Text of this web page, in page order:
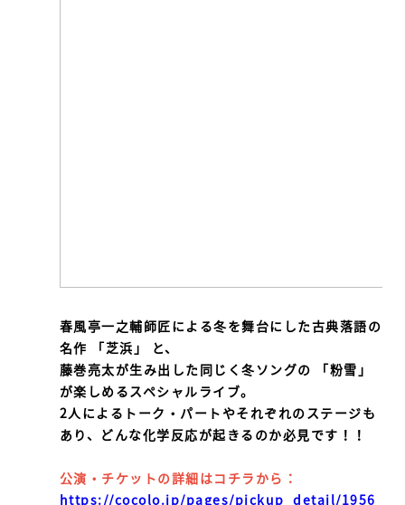
春風亭一之輔師匠による冬を舞台にした古典落語の
名作 「芝浜」 と、
藤巻亮太が生み出した同じく冬ソングの 「粉雪」
が楽しめるスペシャルライブ。
2人によるトーク・パートやそれぞれのステージも
あり、どんな化学反応が起きるのか必見です！！
公演・チケットの詳細はコチラから：
https://cocolo.jp/pages/pickup_detail/1956